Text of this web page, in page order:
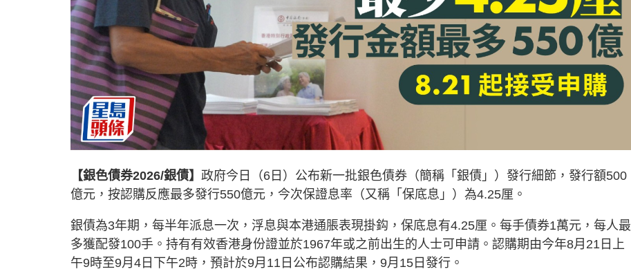
【銀色債券2026/銀債】 政府今日（6日）公布新一批銀色債券（簡稱「銀債」）發行細節，發行額500
億元，按認購反應最多發行550億元，今次保證息率（又稱「保底息」）為4.25厘。
銀債為3年期，每半年派息一次，浮息與本港通脹表現掛鈎，保底息有4.25厘。每手債券1萬元，每人最
多獲配發100手。持有有效香港身份證並於1967年或之前出生的人士可申請。認購期由今年8月21日上
午9時至9月4日下午2時，預計於9月11日公布認購結果，9月15日發行。